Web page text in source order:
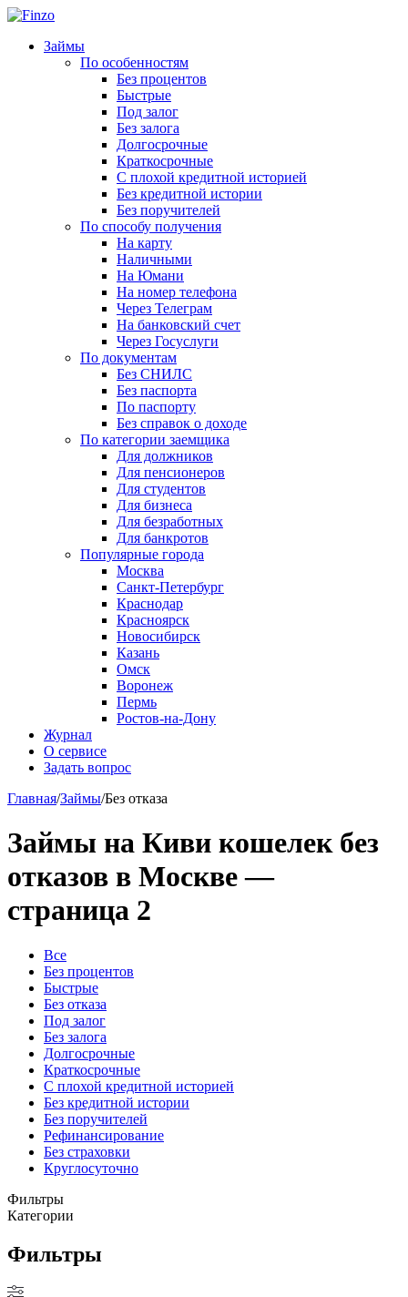
Займы
По особенностям
Без процентов
Быстрые
Под залог
Без залога
Долгосрочные
Краткосрочные
С плохой кредитной историей
Без кредитной истории
Без поручителей
По способу получения
На карту
Наличными
На Юмани
На номер телефона
Через Телеграм
На банковский счет
Через Госуслуги
По документам
Без СНИЛС
Без паспорта
По паспорту
Без справок о доходе
По категории заемщика
Для должников
Для пенсионеров
Для студентов
Для бизнеса
Для безработных
Для банкротов
Популярные города
Москва
Санкт-Петербург
Краснодар
Красноярск
Новосибирск
Казань
Омск
Воронеж
Пермь
Ростов-на-Дону
Журнал
О сервисе
Задать вопрос
Главная/Займы/Без отказа
Займы на Киви кошелек без
отказов в Москве —
страница 2
Все
Без процентов
Быстрые
Без отказа
Под залог
Без залога
Долгосрочные
Краткосрочные
С плохой кредитной историей
Без кредитной истории
Без поручителей
Рефинансирование
Без страховки
Круглосуточно
Фильтры
Категории
Фильтры